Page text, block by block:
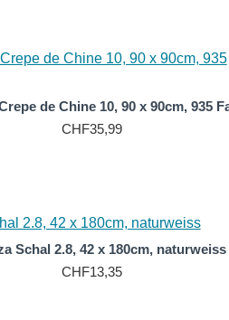
Wahl für ein
Gebrauch macht.
Haut und verursacht keine
de Chine 10, 90 x 90cm, 935
CHF35,99
Schal 2.8, 42 x 180cm, naturweiss
CHF13,35